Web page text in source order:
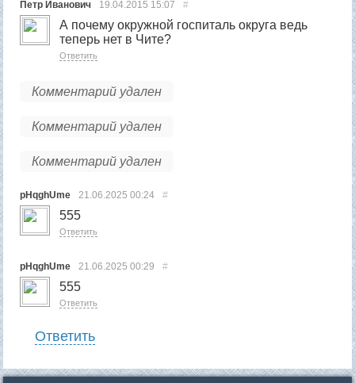
Петр Иванович 19.04.2015 15:07 #
А почему окружной госпиталь округа ведь
теперь нет в Чите?
Ответить
Комментарий удален
Комментарий удален
Комментарий удален
pHqghUme 21.06.202500:24 #
555
Ответить
pHqghUme 21.06.202500:29 #
555
Ответить
Ответить